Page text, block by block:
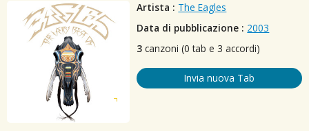
Artista : The Eagles
Data di pubblicazione : 2003
3 canzoni (0 tab e 3 accordi)
Invia nuova Tab